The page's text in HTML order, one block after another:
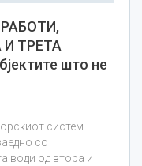
ТРЕТА
што не
систем
со
води од втора и